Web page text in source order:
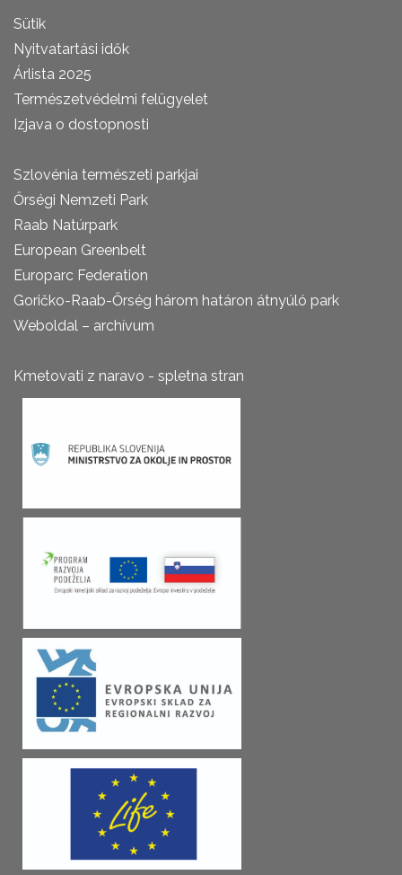
Sütik
Nyitvatartási idők
Árlista 2025
Természetvédelmi felügyelet
Izjava o dostopnosti
Szlovénia természeti parkjai
Őrségi Nemzeti Park
Raab Natúrpark
European Greenbelt
Europarc Federation
Goričko-Raab-Őrség három határon átnyúló park
Weboldal – archívum
Kmetovati z naravo - spletna stran